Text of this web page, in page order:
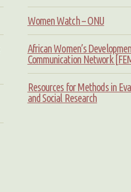
Women Watch – ONU
African Women’s
Communication Network
Resources for Methods in
and Social Research